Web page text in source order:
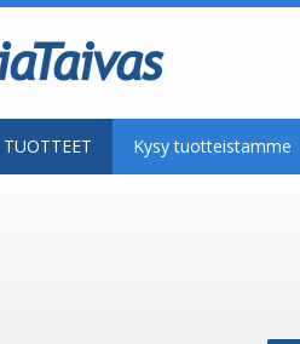
TUOTTEET Kysy tuotteistamme